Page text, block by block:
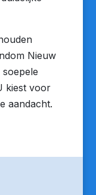
Nieuw
kiest voor
aandacht.